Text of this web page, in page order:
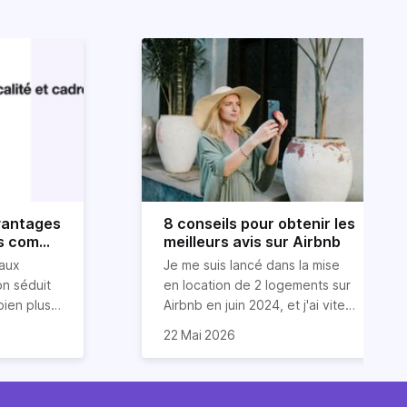
séduit
plus
limites
8 conseils pour obtenir les
meilleurs avis sur Airbnb
Je me suis lancé dans la mise
en location de 2 logements sur
Airbnb en juin 2024, et j'ai vite
exceptionnels, une
étoiles de la part de vos
22 Mai 2026